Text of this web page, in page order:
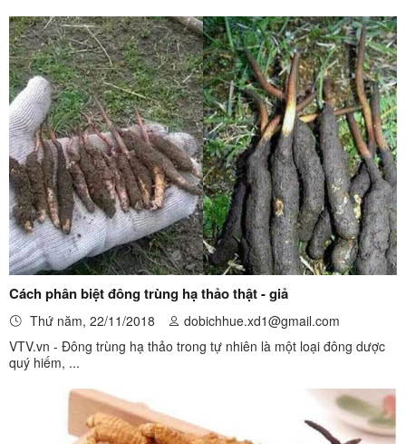
Cách phân biệt đông trùng hạ thảo thật - giả
Thứ năm, 22/11/2018
dobichhue.xd1@gmail.com
VTV.vn - Đông trùng hạ thảo trong tự nhiên là một loại đông dược
quý hiếm, ...